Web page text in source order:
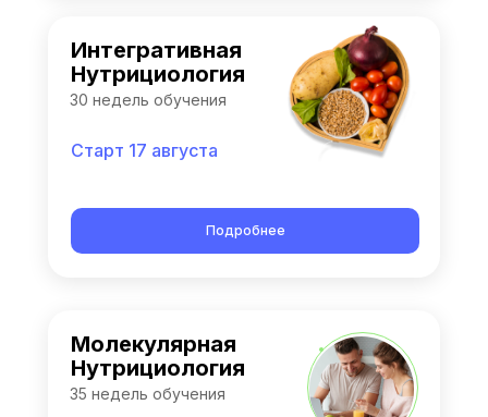
Интегративная
Нутрициология
Старт 17 августа
Подробнее
30 недель обучения
Молекулярная
Нутрициология
35 недель обучения